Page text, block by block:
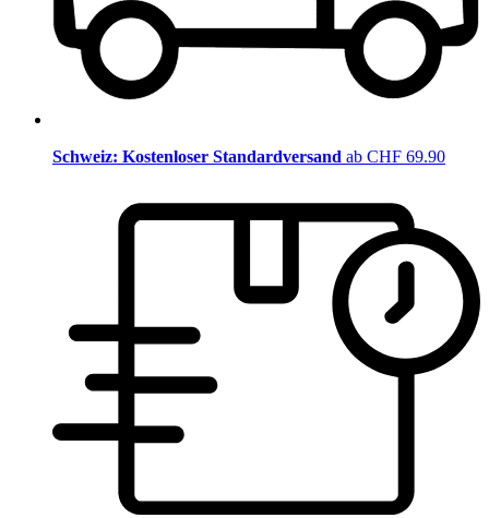
Schweiz: Kostenloser Standardversand ab CHF 69.90